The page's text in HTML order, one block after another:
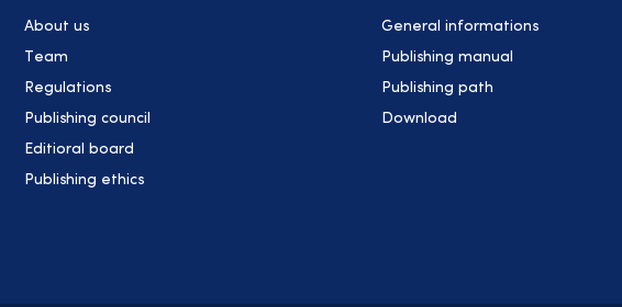
About us
Team
Regulations
Publishing council
Editioral board
Publishing ethics
General informations
Publishing manual
Publishing path
Download